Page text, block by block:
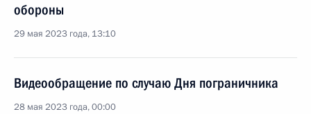
обороны
29 мая 2023 года, 13:10
Видеообращение по случаю Дня пограничника
28 мая 2023 года, 00:00